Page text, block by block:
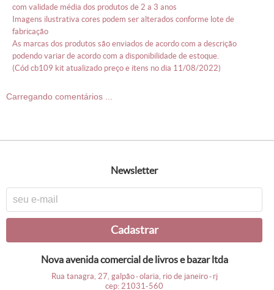
com validade média dos produtos de 2 a 3 anos
imagens ilustrativa cores podem ser alterados conforme lote de
fabricação
as marcas dos produtos são enviados de acordo com a descrição
podendo variar de acordo com a disponibilidade de estoque.
(cód cb109 kit atualizado preço e itens no dia 11/08/2022)
Carregando comentários ...
newsletter
cadastrar
nova avenida comercial de livros e bazar ltda
rua tanagra, 27, galpão-olaria, rio de janeiro- rj
cep: 21031-560